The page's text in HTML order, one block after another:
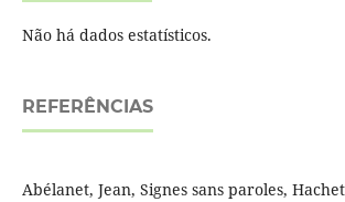
Não há dados estatísticos.
REFERÊNCIAS
Abélanet, Jean, Signes sans paroles,